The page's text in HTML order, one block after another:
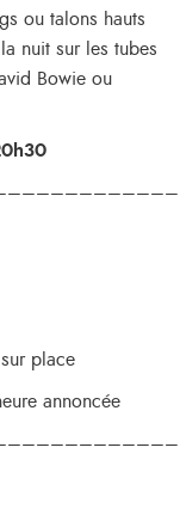
ou talons hauts
nuit sur les tubes
Bowie ou
place
annoncée